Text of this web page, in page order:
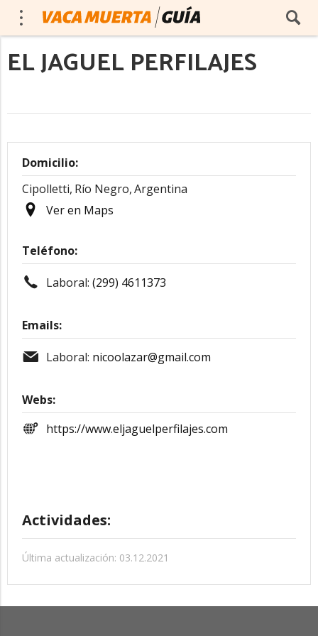
EL JAGUEL PERFILAJES
Domicilio:
Cipolletti, Río Negro,Argentina
Ver en Maps
Teléfono:
Laboral: (299) 4611373
Emails:
Laboral: nicoolazar@gmail.com
Webs:
https://www.eljaguelperfilajes.com
Actividades:
Última actualización: 03.12.2021